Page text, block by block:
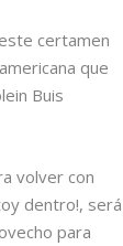
certamen
que
Buis
volver con
dentro!, será
para